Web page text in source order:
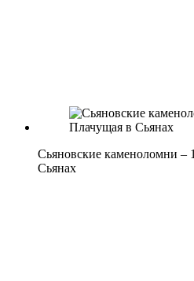
Сьяновские каменоломни –
Сьянах